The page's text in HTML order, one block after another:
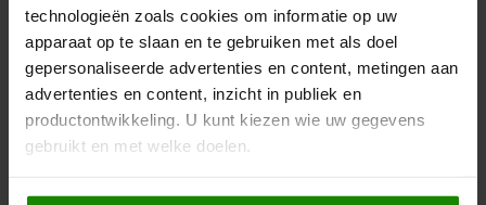
technologieën zoals cookies om informatie op uw
apparaat op te slaan en te gebruiken met als doel
gepersonaliseerde advertenties en content, metingen aan
advertenties en content, inzicht in publiek en
productontwikkeling. U kunt kiezen wie uw gegevens
gebruikt en met welke doelen.
Als u het toestaat, willen we ook graag: